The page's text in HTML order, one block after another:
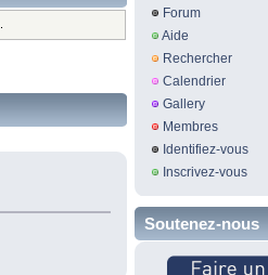
Forum
Aide
Rechercher
Calendrier
Gallery
Membres
Identifiez-vous
Inscrivez-vous
Soutenez-nous